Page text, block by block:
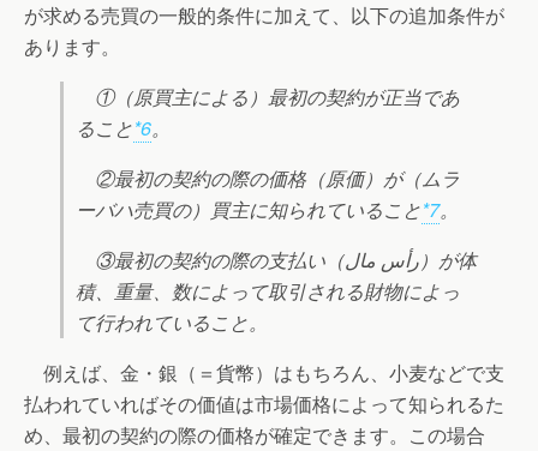
が求める売買の一般的条件に加えて、以下の追加条件が
あります。
①（原買主による）最初の契約が正当であ
ること*6。
②最初の契約の際の価格（原価）が（ムラ
ーバハ売買の）買主に知られていること*7。
③最初の契約の際の支払い（رأس مال）が体
積、重量、数によって取引される財物によっ
て行われていること。
例えば、金・銀（＝貨幣）はもちろん、小麦などで支
払われていればその価値は市場価格によって知られるた
め、最初の契約の際の価格が確定できます。この場合